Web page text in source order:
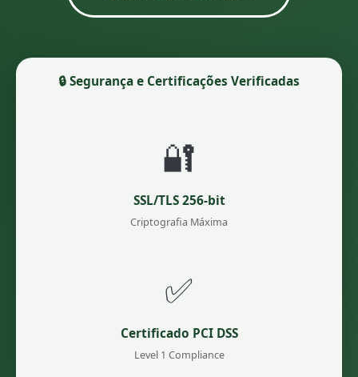
🔒 Segurança e Certificações Verificadas
🔐
SSL/TLS 256-bit
Criptografia Máxima
✅
Certificado PCI DSS
Level 1 Compliance